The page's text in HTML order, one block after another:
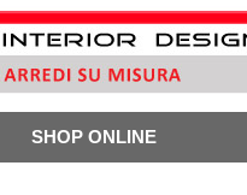
SHOP ONLINE